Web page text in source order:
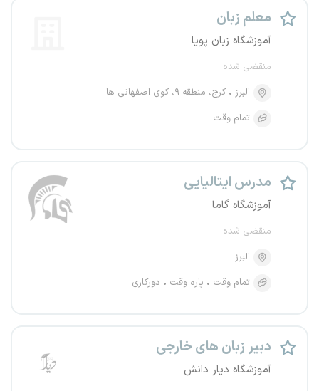
معلم زبان
آموزشگاه زبان پویا
منقضی شده
البرز
کرج، منطقه ۹، کوی اصفهانی ها
تمام وقت
مدرس ایتالیایی
آموزشگاه گاما
منقضی شده
البرز
تمام وقت
پاره وقت دورکاری
دبیر زبان های خارجی
آموزشگاه دیار دانش